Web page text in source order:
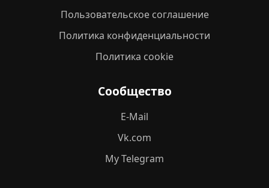
Пользовательское соглашение
Политика конфиденциальности
Политика cookie
Сообщество
E-Mail
Vk.com
My Telegram